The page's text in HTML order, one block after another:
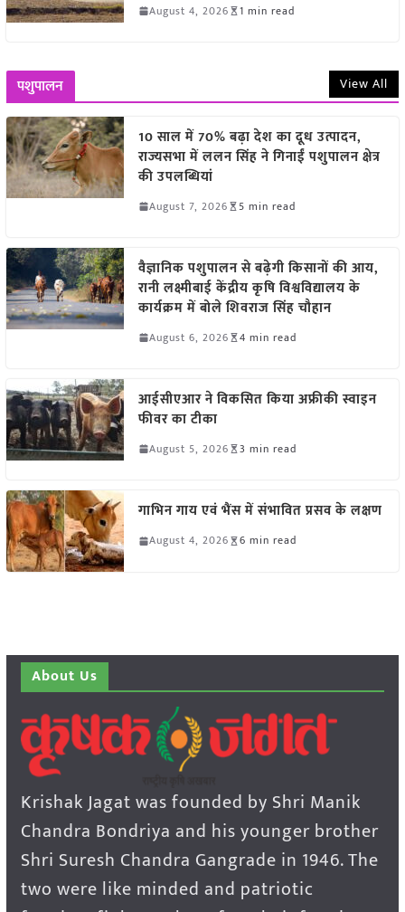
August 4, 2026 1 min read
पशुपालन View All
10 साल में 70% बढ़ा देश का दूध उत्पादन,
राज्यसभा में ललन सिंह ने गिनाईं पशुपालन क्षेत्र
की उपलब्धियां
August 7, 2026 5 min read
वैज्ञानिक पशुपालन से बढ़ेगी किसानों की आय,
रानी लक्ष्मीबाई केंद्रीय कृषि विश्वविद्यालय के
कार्यक्रम में बोले शिवराज सिंह चौहान
August 6, 2026 4 min read
आईसीएआर ने विकसित किया अफ्रीकी स्वाइन
फीवर का टीका
August 5, 2026 3 min read
गाभिन गाय एवं भैंस में संभावित प्रसव के लक्षण
August 4, 2026 6 min read
About Us
Krishak Jagat was founded by Shri Manik
Chandra Bondriya and his younger brother
Shri Suresh Chandra Gangrade in 1946. The
two were like minded and patriotic